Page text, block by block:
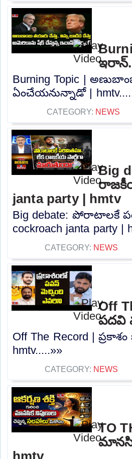
Burning Topic |
ఏంచేయనున్నాడో |
CATEGORY: NEWS
Big
janta party | hmtv
Big debate: పోరాటాలకే
cockroach janta party |
CATEGORY: NEWS
Off
పదవి
Off The Record |
hmtv.....»»
CATEGORY: NEWS
TO
hmtv